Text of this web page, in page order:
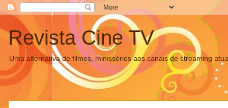
Revista Cine TV
Uma alternativa de filmes, minisséries aos canais de streaming